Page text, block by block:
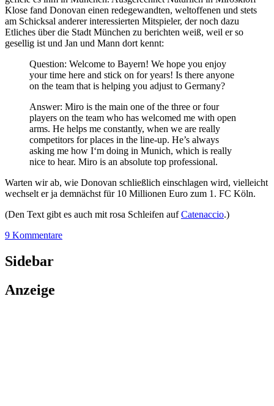
Klose fand Donovan einen redegewandten, weltoffenen und stets
am Schicksal anderer interessierten Mitspieler, der noch dazu
Etliches über die Stadt München zu berichten weiß, weil er so
gesellig ist und Jan und Mann dort kennt:
Question: Welcome to Bayern! We hope you enjoy
your time here and stick on for years! Is there anyone
on the team that is helping you adjust to Germany?
Answer: Miro is the main one of the three or four
players on the team who has welcomed me with open
arms. He helps me constantly, when we are really
competitors for places in the line-up. He’s always
asking me how I‘m doing in Munich, which is really
nice to hear. Miro is an absolute top professional.
Warten wir ab, wie Donovan schließlich einschlagen wird, vielleicht
wechselt er ja demnächst für 10 Millionen Euro zum 1. FC Köln.
(Den Text gibt es auch mit rosa Schleifen aufCatenaccio.)
9 Kommentare
Sidebar
Anzeige